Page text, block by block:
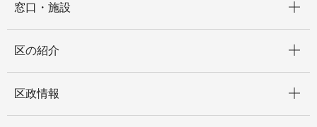
窓口・施設
区の紹介
区政情報